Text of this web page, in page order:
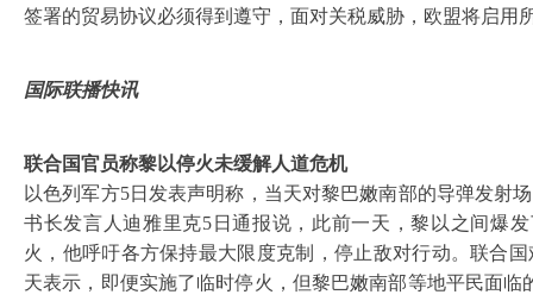
签署的贸易协议必须得到遵守，面对关税威胁，欧盟将启用
国际联播快讯
联合国官员称黎以停火未缓解人道危机
以色列军方5日发表声明称，当天对黎巴嫩南部的导弹发射
书长发言人迪雅里克5日通报说，此前一天，黎以之间爆
火，他呼吁各方保持最大限度克制，停止敌对行动。联合
天表示，即便实施了临时停火，但黎巴嫩南部等地平民面